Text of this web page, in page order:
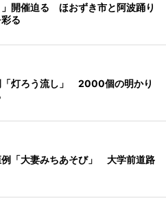
」開催迫る ほおずき市と阿波踊り
る
「灯ろう流し」 2000個の明かり
例「大妻みちあそび」 大学前道路